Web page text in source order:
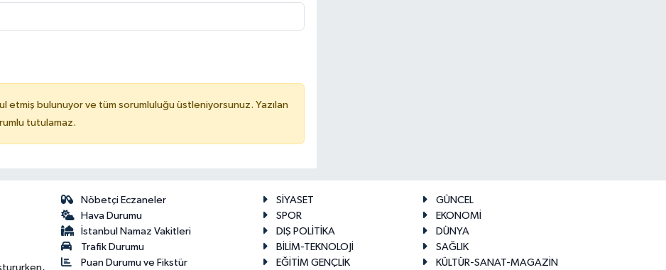
etmiş bulunuyor ve tüm sorumluluğu üstleniyorsunuz. Yazılan
tutulamaz.
Nöbetçi Eczaneler
Hava Durumu
İstanbul Namaz Vakitleri
Trafik Durumu
Puan Durumu ve Fikstür
SİYASET
GÜNCEL
SPOR
EKONOMİ
DIŞ POLİTİKA
DÜNYA
BİLİM-TEKNOLOJİ
SAĞLIK
EĞİTİM GENÇLİK
KÜLTÜR-SANAT-MAGAZİN